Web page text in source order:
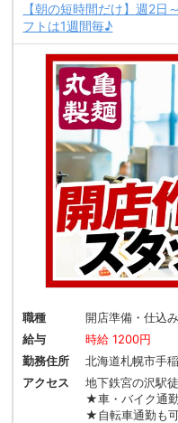
【朝の短時間だけ】週2
フトは1週間毎♪
職種
開店準備・仕込
給与
時給 1200円
勤務住所
北海道札幌市手
アクセス
地下鉄宮の沢駅
★車・バイク通
★自転車通勤も